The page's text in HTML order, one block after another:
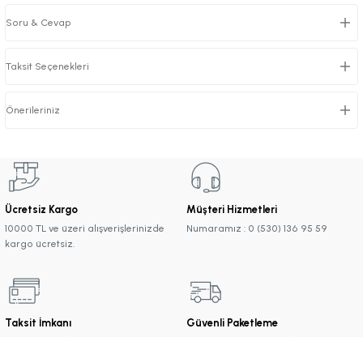
Soru & Cevap
Taksit Seçenekleri
Önerileriniz
Ücretsiz Kargo
10000 TL ve üzeri alışverişlerinizde
kargo ücretsiz.
Müşteri Hizmetleri
Numaramız : 0 (530) 136 95 59
Taksit İmkanı Güvenli Paketleme